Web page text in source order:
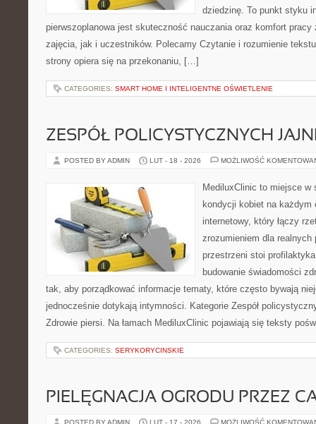
dziedzinę. To punkt styku
pierwszoplanowa jest skuteczność nauczania oraz komfort pracy
zajęcia, jak i uczestników. Polecamy Czytanie i rozumienie
strony opiera się na przekonaniu, […]
CATEGORIES: SMART HOME I INTELIGENTNE OŚWIETLENIE
ZESPÓŁ POLICYSTYCZNYCH
POSTED BY ADMIN LUT - 18 - 2026 MOŻLIWOŚĆ
MediluxClinic to miejsce
kondycji kobiet na każdym
internetowy, który łączy
zrozumieniem dla
przestrzeni stoi
budowanie świadomości
tak, aby porządkować informacje tematy, które często bywają
jednocześnie dotykają intymności. Kategorie Zespół
Zdrowie piersi. Na łamach MediluxClinic pojawiają się teksty
CATEGORIES: SERYKORYCINSKIE
PIELĘGNACJA OGRODU PRZEZ
POSTED BY ADMIN LUT - 17 - 2026 MOŻLIWOŚĆ